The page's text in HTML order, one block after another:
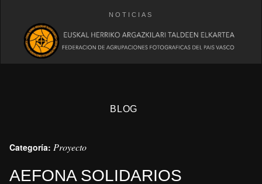
NOTICIAS
BLOG
Categoría: Proyecto
AEFONA SOLIDARIOS